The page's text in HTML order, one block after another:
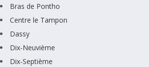
Bras de Pontho
Centre le Tampon
Dassy
Dix-Neuvième
Dix-Septième